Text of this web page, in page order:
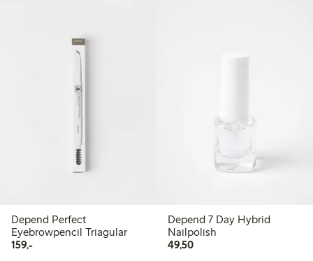
Depend Perfect
Eyebrowpencil Triagular
159,-159,00 kr
Depend 7 Day Hybrid
Nailpolish
49,5049,50 kr